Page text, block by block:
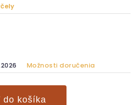
Možnosti doručenia
do košíka